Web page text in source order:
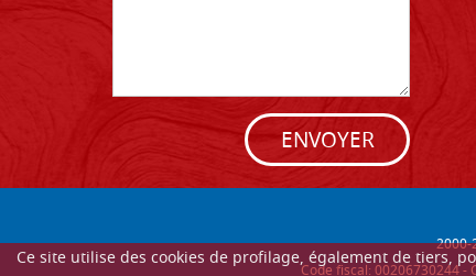
Ce site utilise des cookies de profilage, également de tiers,
ENVOYER
2000-
Code fiscal: 00206730244 -